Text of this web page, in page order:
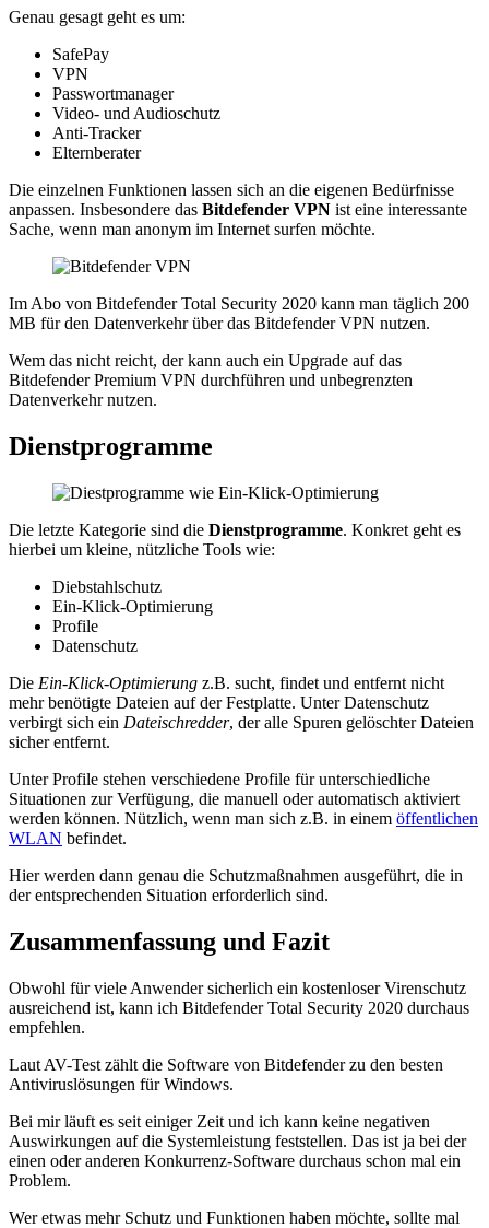
Genau gesagt geht es um:
SafePay
VPN
Passwortmanager
Video- und Audioschutz
Anti-Tracker
Elternberater
Die einzelnen Funktionen lassen sich an die eigenen Bedürfnisse
anpassen. Insbesondere das Bitdefender VPN ist eine interessante
Sache, wenn man anonym im Internet surfen möchte.
Im Abo von Bitdefender Total Security 2020 kann man täglich 200
MB für den Datenverkehr über das Bitdefender VPN nutzen.
Wem das nicht reicht, der kann auch ein Upgrade auf das
Bitdefender Premium VPN durchführen und unbegrenzten
Datenverkehr nutzen.
Dienstprogramme
Die letzte Kategorie sind die Dienstprogramme. Konkret geht es
hierbei um kleine, nützliche Tools wie:
Diebstahlschutz
Ein-Klick-Optimierung
Profile
Datenschutz
Die Ein-Klick-Optimierung z.B. sucht, findet und entfernt nicht
mehr benötigte Dateien auf der Festplatte. Unter Datenschutz
verbirgt sich ein Dateischredder, der alle Spuren gelöschter Dateien
sicher entfernt.
Unter Profile stehen verschiedene Profile für unterschiedliche
Situationen zur Verfügung, die manuell oder automatisch aktiviert
werden können. Nützlich, wenn man sich z.B. in einem öffentlichen
WLAN befindet.
Hier werden dann genau die Schutzmaßnahmen ausgeführt, die in
der entsprechenden Situation erforderlich sind.
Zusammenfassung und Fazit
Obwohl für viele Anwender sicherlich ein kostenloser Virenschutz
ausreichend ist, kann ich Bitdefender Total Security 2020 durchaus
empfehlen.
Laut AV-Test zählt die Software von Bitdefender zu den besten
Antiviruslösungen für Windows.
Bei mir läuft es seit einiger Zeit und ich kann keine negativen
Auswirkungen auf die Systemleistung feststellen. Das ist ja bei der
einen oder anderen Konkurrenz-Software durchaus schon mal ein
Problem.
Wer etwas mehr Schutz und Funktionen haben möchte, sollte mal